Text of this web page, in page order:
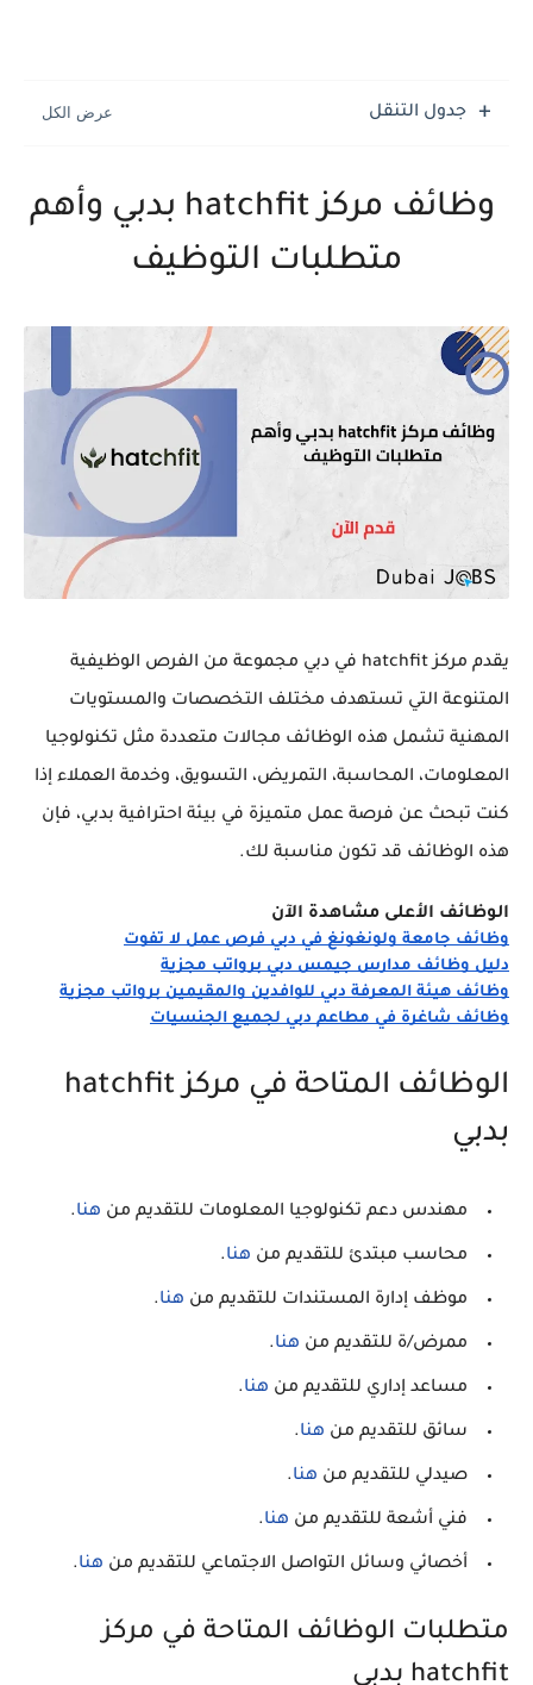
جدول التنقل
وظائف مركز hatchfit بدبي وأهم
متطلبات التوظيف
يقدم مركز hatchfit في دبي مجموعة من الفرص الوظيفية
المتنوعة التي تستهدف مختلف التخصصات والمستويات
المهنية تشمل هذه الوظائف مجالات متعددة مثل تكنولوجيا
المعلومات، المحاسبة، التمريض، التسويق، وخدمة العملاء إذا
كنت تبحث عن فرصة عمل متميزة في بيئة احترافية بدبي، فإن
هذه الوظائف قد تكون مناسبة لك.
الوظائف الأعلى مشاهدة الآن
وظائف جامعة ولونغونغ في دبي فرص عمل لا تفوت
دليل وظائف مدارس جيمس دبي برواتب مجزية
وظائف هيئة المعرفة دبي للوافدين والمقيمين برواتب مجزية
وظائف شاغرة في مطاعم دبي لجميع الجنسيات
الوظائف المتاحة في مركز hatchfit
بدبي
مهندس دعم تكنولوجيا المعلومات للتقديم من هنا.
محاسب مبتدئ للتقديم من هنا.
موظف إدارة المستندات للتقديم من هنا.
ممرض/ة للتقديم من هنا.
مساعد إداري للتقديم من هنا.
سائق للتقديم من هنا.
صيدلي للتقديم من هنا.
فني أشعة للتقديم من هنا.
أخصائي وسائل التواصل الاجتماعي للتقديم من هنا.
متطلبات الوظائف المتاحة في مركز
hatchfit بدبي